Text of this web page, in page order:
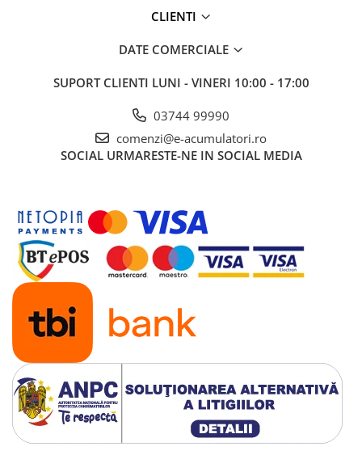
Solutii solare portabile
Lichidare de stoc
Statii de incarcare EV
OUTLET
Pompe de caldura
CLIENTI
DATE COMERCIALE
SUPORT CLIENTI LUNI - VINERI 10:00 - 17:00
03744 99990
comenzi@e-acumulatori.ro
SOCIAL URMARESTE-NE IN SOCIAL MEDIA